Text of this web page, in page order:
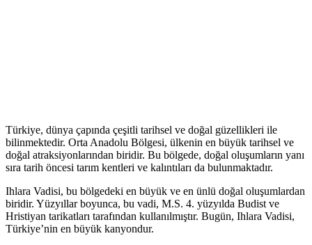
Türkiye, dünya çapında çeşitli tarihsel ve doğal güzellikleri ile
bilinmektedir. Orta Anadolu Bölgesi, ülkenin en büyük tarihsel ve
doğal atraksiyonlarından biridir. Bu bölgede, doğal oluşumların yanı
sıra tarih öncesi tarım kentleri ve kalıntıları da bulunmaktadır.
Ihlara Vadisi, bu bölgedeki en büyük ve en ünlü doğal oluşumlardan
biridir. Yüzyıllar boyunca, bu vadi, M.S. 4. yüzyılda Budist ve
Hristiyan tarikatları tarafından kullanılmıştır. Bugün, Ihlara Vadisi,
Türkiye’nin en büyük kanyondur.